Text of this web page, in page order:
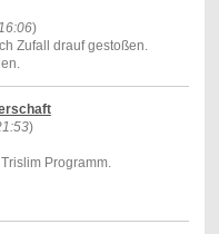
)
Zufall drauf gestoßen.
)
Programm.